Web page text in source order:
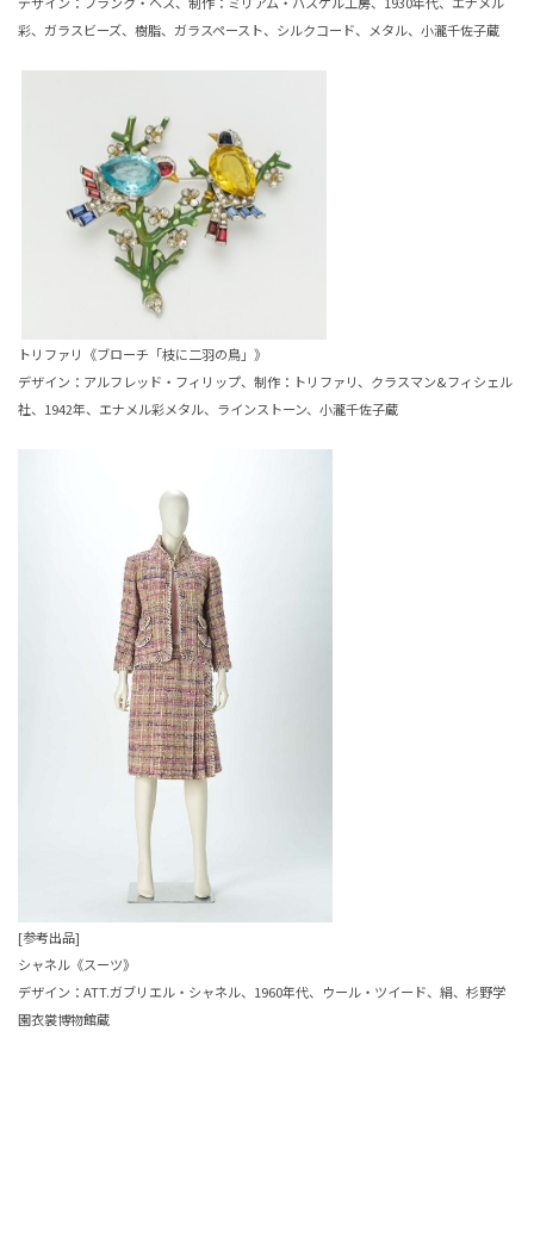
彩、ガラスビーズ、樹脂、ガラスペースト、シルクコード、メタル、小瀧千佐子蔵
トリファリ《ブローチ「枝に二羽の鳥」》
デザイン：アルフレッド・フィリップ、制作：トリファリ、クラスマン&フィシェル
社、1942年、エナメル彩メタル、ラインストーン、小瀧千佐子蔵
[参考出品]
シャネル《スーツ》
デザイン：ATT.ガブリエル・シャネル、1960年代、ウール・ツイード、絹、杉野学
園衣裳博物館蔵